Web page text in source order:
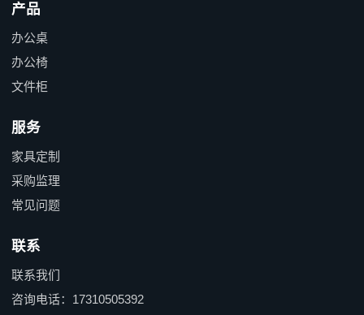
产品
办公桌
办公椅
文件柜
服务
家具定制
采购监理
常见问题
联系
联系我们
咨询电话：17310505392